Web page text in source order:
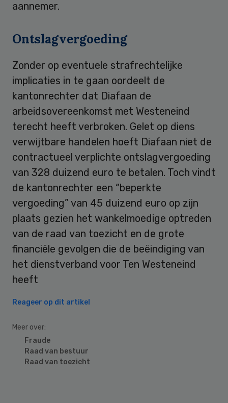
aannemer.
Ontslagvergoeding
Zonder op eventuele strafrechtelijke
implicaties in te gaan oordeelt de
kantonrechter dat Diafaan de
arbeidsovereenkomst met Westeneind
terecht heeft verbroken. Gelet op diens
verwijtbare handelen hoeft Diafaan niet de
contractueel verplichte ontslagvergoeding
van 328 duizend euro te betalen. Toch vindt
de kantonrechter een “beperkte
vergoeding” van 45 duizend euro op zijn
plaats gezien het wankelmoedige optreden
van de raad van toezicht en de grote
financiële gevolgen die de beëindiging van
het dienstverband voor Ten Westeneind
heeft
Reageer op dit artikel
Meer over:
Fraude
Raad van bestuur
Raad van toezicht